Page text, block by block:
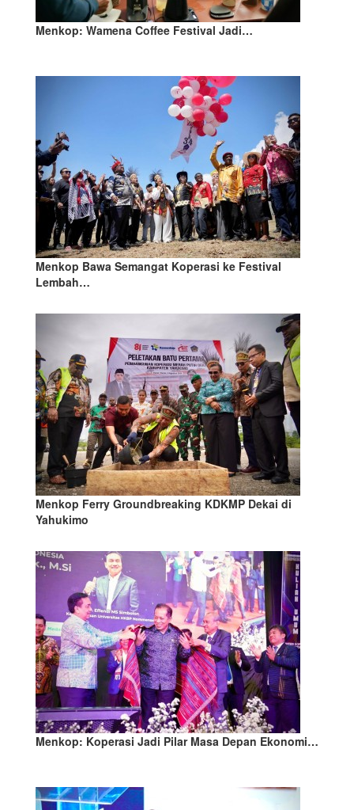
Menkop: Wamena Coffee Festival Jadi…
Menkop Bawa Semangat Koperasi ke Festival
Lembah…
Menkop Ferry Groundbreaking KDKMP Dekai di
Yahukimo
Menkop: Koperasi Jadi Pilar Masa Depan Ekonomi…